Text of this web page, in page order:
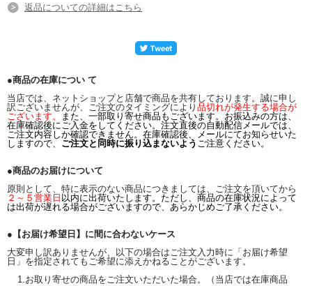
返品についての詳細はこちら
●商品の在庫につい て
当店では、ネットショップと店舗で商品を共有しております。誠に申し
訳ございませんが、ご注文のタイミングにより 品切れが発生する場合が
ございます。
また、一部取り寄せ商品もございます。お振込みの方は、
在庫確認後にご入金をしてください。注文直後の自動配信メールでは、
ご注文内容しか確認できません。在庫確認後、メールにてお知らせいた
しますので、 ご注文と同時に振り込まないよう ご注意ください。
●商品のお届けについて
原則として、特に表示のない商品につきましては、ご注文を頂いてから
２～５営業日 以内に出荷いたします。ただし、商品の在庫状況によって
は出荷が遅れる場合がございますので、あらかじめご了承ください。
●【お届け希望日】に間に合わないケース
大変申し訳ありませんが、以下の場合はご注文入力時に「お届け希望
日」を指定されてもご希望に添えかねることがございます。
1.お取り寄せの商品をご注文いただいた場合。（当店では在庫商品